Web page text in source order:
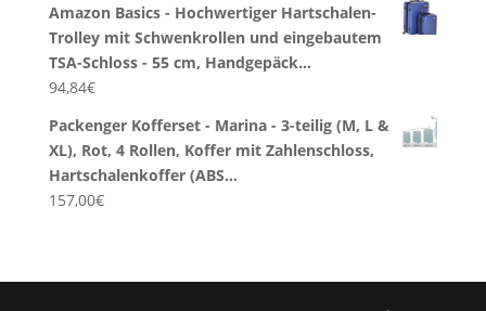
Amazon Basics - Hochwertiger Hartschalen-
Trolley mit Schwenkrollen und eingebautem
TSA-Schloss - 55 cm, Handgepäck…
94,84€
Packenger Kofferset - Marina - 3-teilig (M, L &
XL), Rot, 4 Rollen, Koffer mit Zahlenschloss,
Hartschalenkoffer (ABS…
157,00€